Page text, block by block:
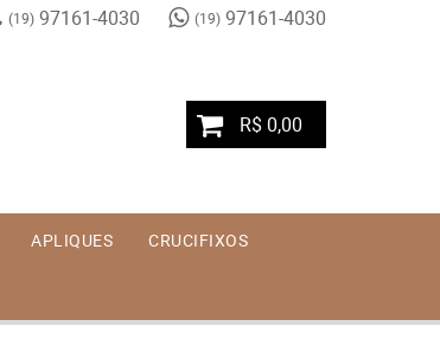
(19)97161-4030 (19)97161-4030
R$ 0,00
APLIQUES CRUCIFIXOS